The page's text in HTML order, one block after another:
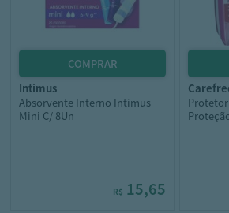
intimus
Absorvente Interno Intimus
Mini C/ 8Un
R$ 15,65